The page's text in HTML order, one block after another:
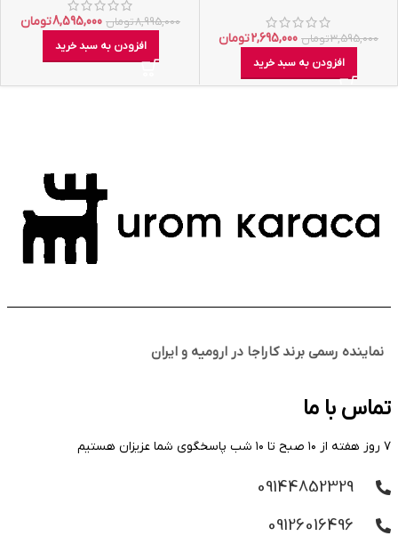
3,595,000تومان 2,695,000تومان
افزودن به سبد خرید
8,995,000تومان 8,595,000تومان
افزودن به سبد خرید
نماینده رسمی برند کاراجا در ارومیه و ایران
تماس با ما
۷ روز هفته از ۱۰ صبح تا ۱۰ شب پاسخگوی شما عزیزان هستیم
09144852329
09126016496